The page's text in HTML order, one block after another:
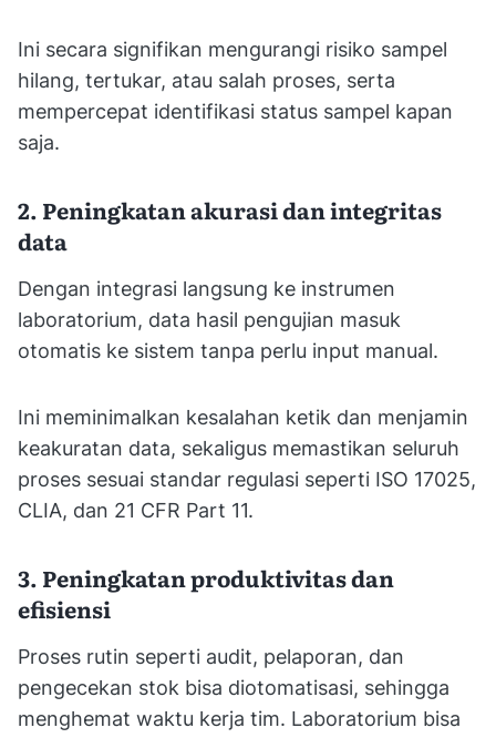
Ini secara signifikan mengurangi risiko sampel
hilang, tertukar, atau salah proses, serta
mempercepat identifikasi status sampel kapan
saja.
2. Peningkatan akurasi dan integritas
data
Dengan integrasi langsung ke instrumen
laboratorium, data hasil pengujian masuk
otomatis ke sistem tanpa perlu input manual.
Ini meminimalkan kesalahan ketik dan menjamin
keakuratan data, sekaligus memastikan seluruh
proses sesuai standar regulasi seperti ISO 17025,
CLIA, dan 21 CFR Part 11.
3. Peningkatan produktivitas dan
efisiensi
Proses rutin seperti audit, pelaporan, dan
pengecekan stok bisa diotomatisasi, sehingga
menghemat waktu kerja tim. Laboratorium bisa